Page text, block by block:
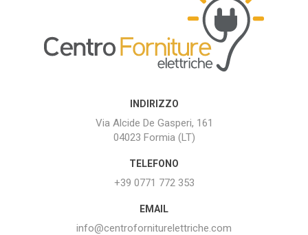
INDIRIZZO
Via Alcide De Gasperi, 161
04023 Formia (LT)
TELEFONO
+39 0771 772 353
EMAIL
info@centroforniturelettriche.com